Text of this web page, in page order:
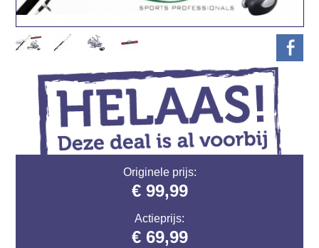
Originele prijs:
€ 99,99
Actieprijs:
€ 69,99